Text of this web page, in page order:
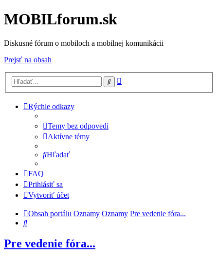
MOBILforum.sk
Diskusné fórum o mobiloch a mobilnej komunikácii
Prejsť na obsah
Hľadať
Rýchle odkazy
Temy bez odpovedí
Aktívne témy
Hľadať
FAQ
Prihlásiť sa
Vytvoriť účet
Obsah portálu Oznamy Oznamy Pre vedenie fóra...
Hľadať
Pre vedenie fóra...